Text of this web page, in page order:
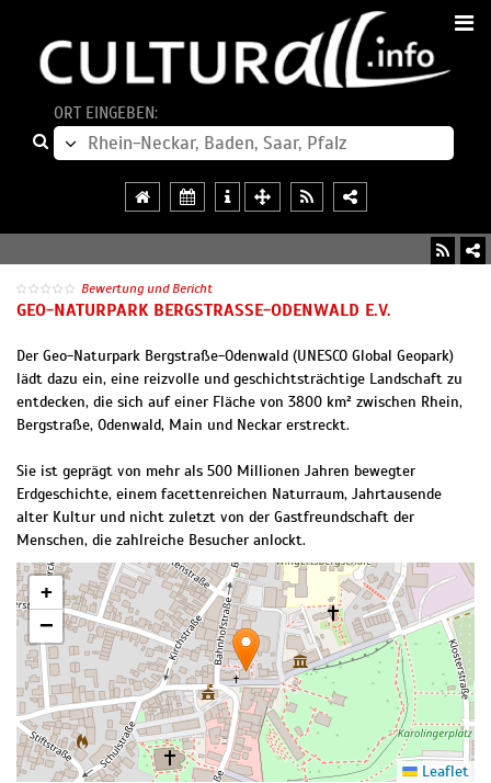
ORT EINGEBEN:
Bewertung und Bericht
GEO-NATURPARK BERGSTRASSE-ODENWALD E.V.
Der Geo-Naturpark Bergstraße-Odenwald (UNESCO Global Geopark)
lädt dazu ein, eine reizvolle und geschichtsträchtige Landschaft zu
entdecken, die sich auf einer Fläche von 3800 km² zwischen Rhein,
Bergstraße, Odenwald, Main und Neckar erstreckt.
Sie ist geprägt von mehr als 500 Millionen Jahren bewegter
Erdgeschichte, einem facettenreichen Naturraum, Jahrtausende
alter Kultur und nicht zuletzt von der Gastfreundschaft der
Menschen, die zahlreiche Besucher anlockt.
+
−
Leaflet